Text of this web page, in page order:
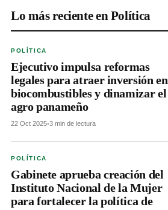
Lo más reciente en Política
POLÍTICA
Ejecutivo impulsa reformas
legales para atraer inversión en
biocombustibles y dinamizar el
agro panameño
22 Oct 2025•3 min de lectura
POLÍTICA
Gabinete aprueba creación del
Instituto Nacional de la Mujer
para fortalecer la política de